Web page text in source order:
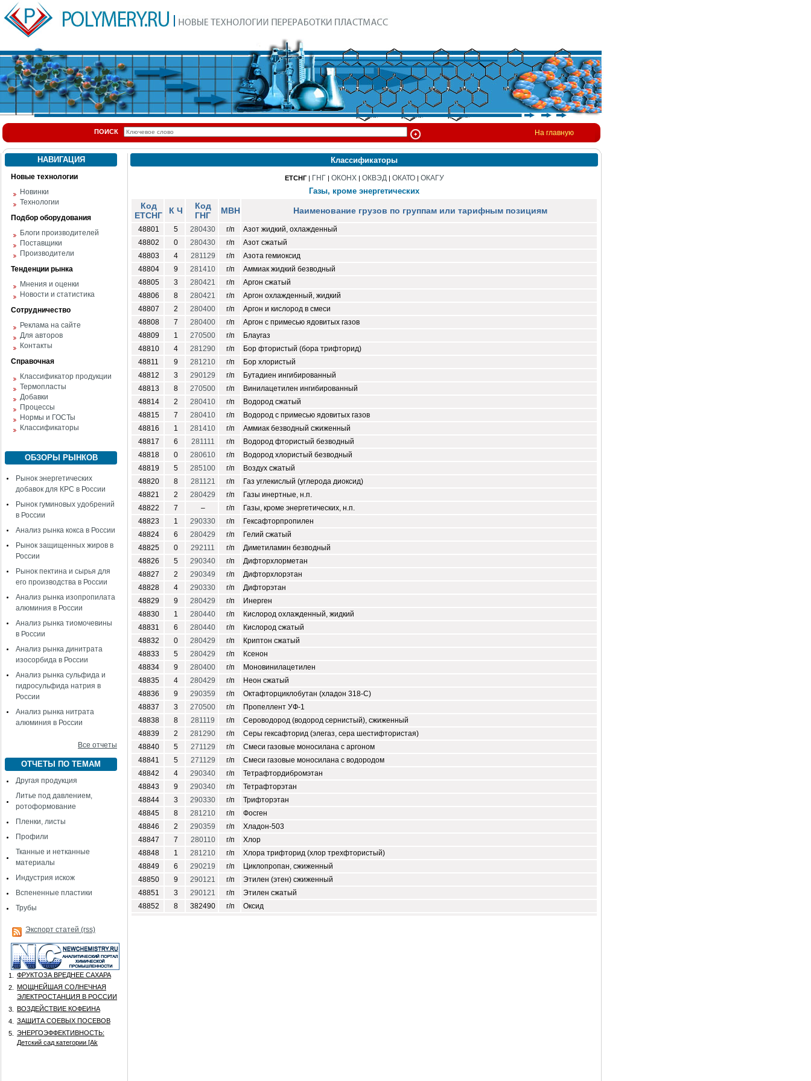
ПОИСК На главную
НАВИГАЦИЯ
Новые технологии
Новинки
Технологии
Подбор оборудования
Блоги производителей
Поставщики
Производители
Тенденции рынка
Мнения и оценки
Новости и статистика
Сотрудничество
Реклама на сайте
Для авторов
Контакты
Справочная
Классификатор продукции
Термопласты
Добавки
Процессы
Нормы и ГОСТы
Классификаторы
ОБЗОРЫ РЫНКОВ
Рынок энергетических
добавок для КРС в России
Рынок гуминовых удобрений
в России
Анализ рынка кокса в России
Рынок защищенных жиров в
России
Рынок пектина и сырья для
его производства в России
Анализ рынка изопропилата
алюминия в России
Анализ рынка тиомочевины
в России
Анализ рынка динитрата
изосорбида в России
Анализ рынка сульфида и
гидросульфида натрия в
России
Анализ рынка нитрата
алюминия в России
Все отчеты
ОТЧЕТЫ ПО ТЕМАМ
Другая продукция
Литье под давлением,
ротоформование
Пленки, листы
Профили
Тканные и нетканные
материалы
Индустрия искож
Вспененные пластики
Трубы
Экспорт статей (rss)
1.
ФРУКТОЗА ВРЕДНЕЕ САХАРА
2.
МОЩНЕЙШАЯ СОЛНЕЧНАЯ
ЭЛЕКТРОСТАНЦИЯ В РОССИИ
3.
ВОЗДЕЙСТВИЕ КОФЕИНА
4.
ЗАЩИТА СОЕВЫХ ПОСЕВОВ
5.
ЭНЕРГОЭФФЕКТИВНОСТЬ:
Детский сад категории [Аk
Классификаторы
ЕТСНГ| ГНГ| ОКОНХ| ОКВЭД | ОКАТО| ОКАГУ
Газы, кроме энергетических
Код
ЕТСНГ
К Ч
Код
ГНГ
МВН Наименование грузов по группам или тарифным позициям
48801 5 280430 г/п
Азот жидкий, охлажденный
48802
0 280430 г/п
Азот сжатый
48803
4 281129 г/п
Азота гемиоксид
48804
9 281410 г/п
Аммиак жидкий безводный
48805
3 280421 г/п
Аргон сжатый
48806
8 280421 г/п
Аргон охлажденный, жидкий
48807
2 280400 г/п
Аргон и кислород в смеси
48808
7 280400 г/п
Аргон с примесью ядовитых газов
48809
1 270500 г/п
Блаугаз
48810
4 281290 г/п
Бор фтористый (бора трифторид)
48811
9 281210 г/п
Бор хлористый
48812
3 290129 г/п
Бутадиен ингибированный
48813
8 270500 г/п
Винилацетилен ингибированный
48814
2 280410 г/п
Водород сжатый
48815
7 280410 г/п
Водород с примесью ядовитых газов
48816
1 281410 г/п
Аммиак безводный сжиженный
48817
6 281111 г/п
Водород фтористый безводный
48818
0 280610 г/п
Водород хлористый безводный
48819
5 285100 г/п
Воздух сжатый
48820
8 281121 г/п
Газ углекислый (углерода диоксид)
48821
2 280429 г/п
Газы инертные, н.п.
48822
7 – г/п
Газы, кроме энергетических, н.п.
48823
1 290330 г/п
Гексафторпропилен
48824
6 280429 г/п
Гелий сжатый
48825
0 292111 г/п
Диметиламин безводный
48826
5 290340 г/п
Дифторхлорметан
48827
2 290349 г/п
Дифторхлорэтан
48828
4 290330 г/п
Дифторэтан
48829
9 280429 г/п
Инерген
48830
1 280440 г/п
Кислород охлажденный, жидкий
48831
6 280440 г/п
Кислород сжатый
48832
0 280429 г/п
Криптон сжатый
48833
5 280429 г/п
Ксенон
48834
9 280400 г/п
Моновинилацетилен
48835
4 280429 г/п
Неон сжатый
48836
9 290359 г/п
Октафторциклобутан (хладон 318-С)
48837
3 270500 г/п
Пропеллент УФ-1
48838
8 281119 г/п
Сероводород (водород сернистый), сжиженный
48839
2 281290 г/п
Серы гексафторид (элегаз, сера шестифтористая)
48840
5 271129 г/п
Смеси газовые моносилана с аргоном
48841
5 271129 г/п
Смеси газовые моносилана с водородом
48842
4 290340 г/п
Тетрафтордибромэтан
48843
9 290340 г/п
Тетрафторэтан
48844
3 290330 г/п
Трифторэтан
48845
8 281210 г/п
Фосген
48846
2 290359 г/п
Хладон-503
48847
7 280110 г/п
Хлор
48848
1 281210 г/п
Хлора трифторид (хлор трехфтористый)
48849
6 290219 г/п
Циклопропан, сжиженный
48850
9 290121 г/п
Этилен (этен) сжиженный
48851
3 290121 г/п
Этилен сжатый
48852
8 382490 г/п Оксид